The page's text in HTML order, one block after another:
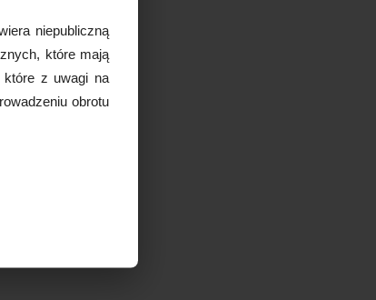
niepubliczną
które mają
które z uwagi na
obrotu